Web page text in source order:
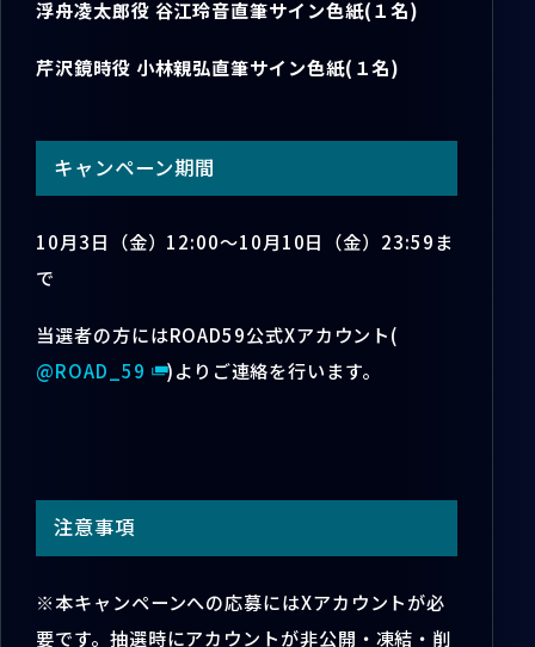
浮舟凌太郎役 谷江玲音直筆サイン色紙(１名)
芹沢鏡時役 小林親弘直筆サイン色紙(１名)
キャンペーン期間
10月3日（金）12:00～10月10日（金）23:59ま
で
当選者の方にはROAD59公式Xアカウント(
@ROAD_59
)よりご連絡を行います。
注意事項
※本キャンペーンへの応募にはXアカウントが必
要です。抽選時にアカウントが非公開・凍結・削